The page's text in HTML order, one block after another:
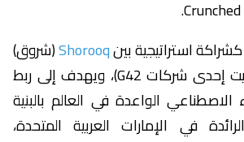
استراتيجية بينShorooq(شروق)
و Presight (بريسايت إحدى شركات G42)، ويهدف إلى ربط
الواعدة في العالم بالبنية
في الإمارات العربية المتحدة،